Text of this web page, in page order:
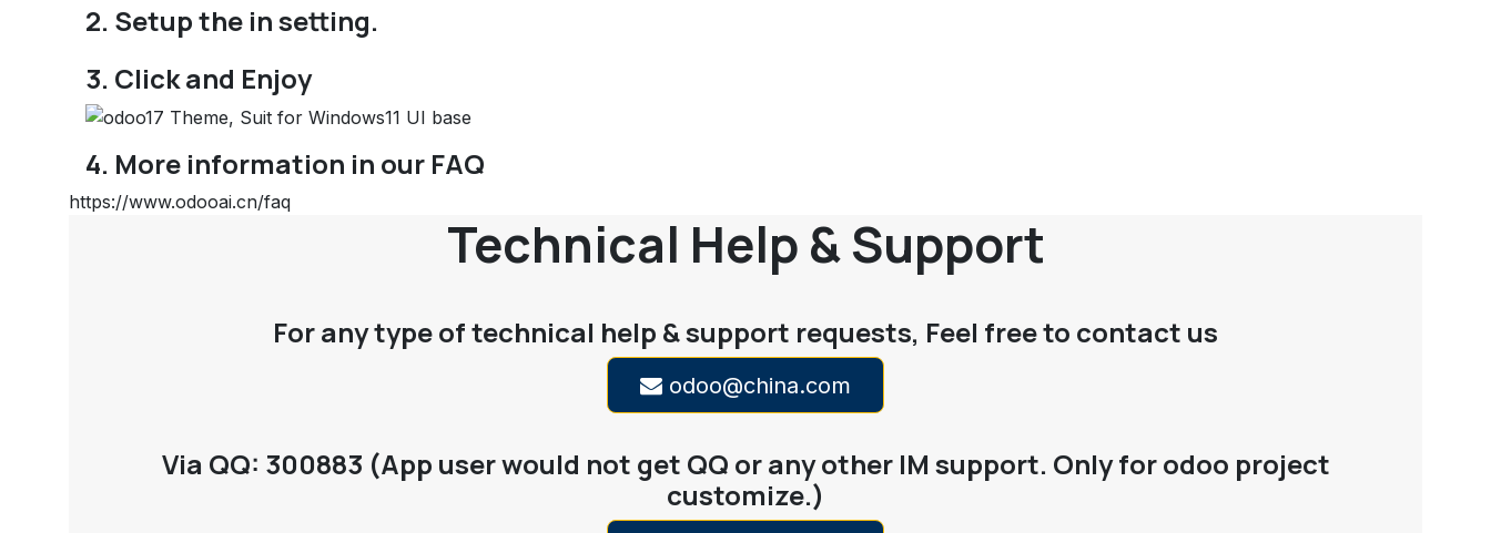
2. Setup the in setting.
3. Click and Enjoy
4. More information in our FAQ
https://www.odooai.cn/faq
Technical Help & Support
For any type of technical help & support requests, Feel free to contact us
odoo@china.com
Via QQ: 300883 (App user would not get QQ or any other IM support. Only for odoo project
customize.)